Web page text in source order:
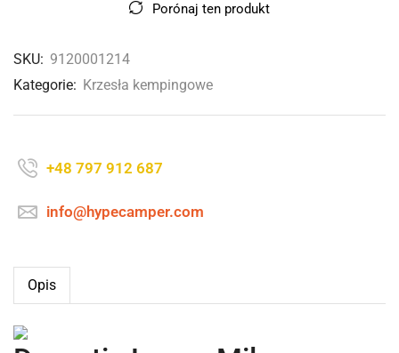
Porónaj ten produkt
SKU: 9120001214
Kategorie: Krzesła kempingowe
+48 797 912 687
info@hypecamper.com
Opis